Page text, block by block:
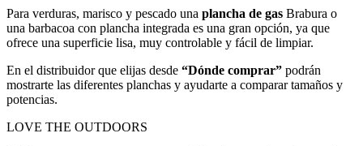
Para verduras, marisco y pescado una plancha de gas Brabura o
una barbacoa con plancha integrada es una gran opción, ya que
ofrece una superficie lisa, muy controlable y fácil de limpiar.
En el distribuidor que elijas desde “Dónde comprar” podrán
mostrarte las diferentes planchas y ayudarte a comparar tamaños y
potencias.
LOVE THE OUTDOORS